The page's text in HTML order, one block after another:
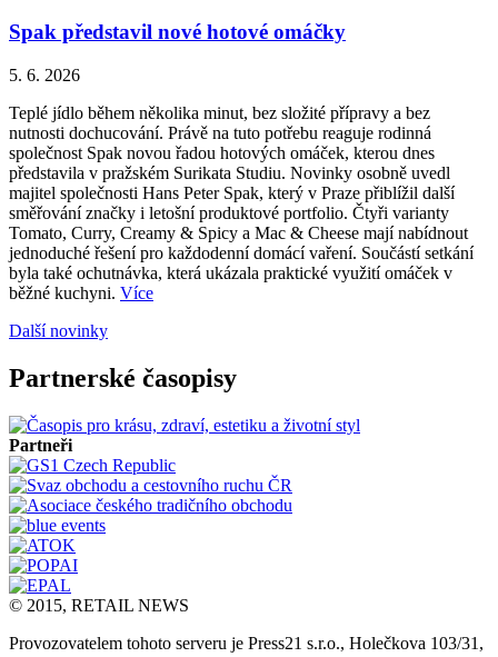
Spak představil nové hotové omáčky
5. 6. 2026
Teplé jídlo během několika minut, bez složité přípravy a bez
nutnosti dochucování. Právě na tuto potřebu reaguje rodinná
společnost Spak novou řadou hotových omáček, kterou dnes
představila v pražském Surikata Studiu. Novinky osobně uvedl
majitel společnosti Hans Peter Spak, který v Praze přiblížil další
směřování značky i letošní produktové portfolio. Čtyři varianty
Tomato, Curry, Creamy & Spicy a Mac & Cheese mají nabídnout
jednoduché řešení pro každodenní domácí vaření. Součástí setkání
byla také ochutnávka, která ukázala praktické využití omáček v
běžné kuchyni. Více
Další novinky
Partnerské časopisy
Partneři
© 2015, RETAIL NEWS
Provozovatelem tohoto serveru je Press21 s.r.o., Holečkova 103/31,